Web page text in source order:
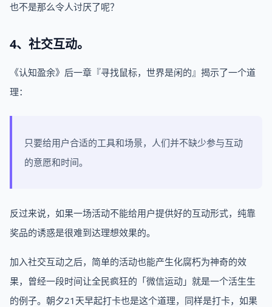
也不是那么令人讨厌了呢？
4、社交互动。
《认知盈余》后一章『寻找鼠标，世界是闲的』揭示了一个道
理：
只要给用户合适的工具和场景，人们并不缺少参与互动
的意愿和时间。
反过来说，如果一场活动不能给用户提供好的互动形式，纯靠
奖品的诱惑是很难到达理想效果的。
加入社交互动之后，简单的活动也能产生化腐朽为神奇的效
果，曾经一段时间让全民疯狂的「微信运动」就是一个活生生
的例子。朝夕21天早起打卡也是这个道理，同样是打卡，如果